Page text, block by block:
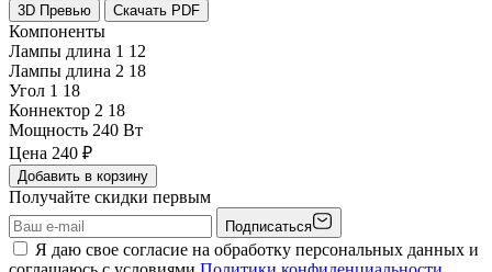
3D Превью Скачать PDF
Компоненты
Лампы длина 1 12
Лампы длина 2 18
Угол 1 18
Коннектор 2 18
Мощность 240 Вт
Цена 240 ₽
Добавить в корзину
Получайте скидки первым
Подписаться
Я даю свое согласие на обработку персональных данных и